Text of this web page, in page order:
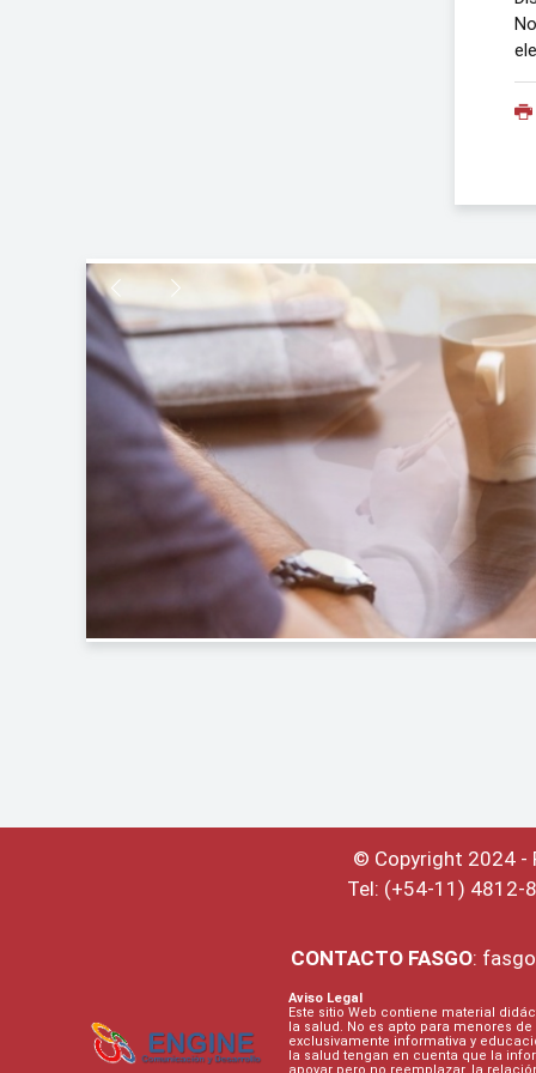
© Copyright 2024 -
Tel: (+54-11) 4812-
CONTACTO FASGO:
Aviso Legal
Este sitio Web contiene material
la salud. No es apto para menores
exclusivamente informativa y
la salud tengan en cuenta que la